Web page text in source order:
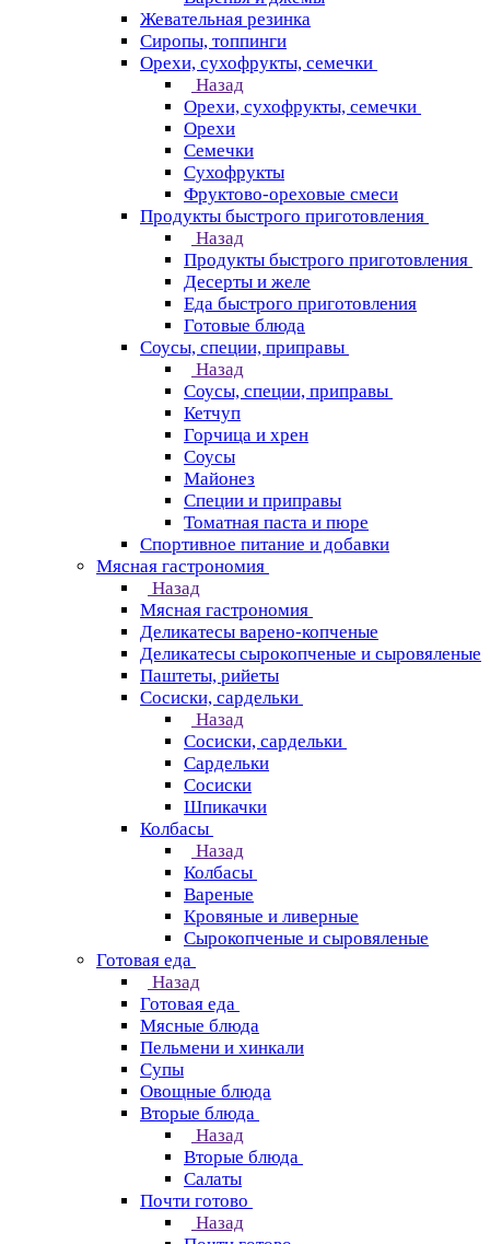
Жевательная резинка
Сиропы, топпинги
Орехи, сухофрукты, семечки
Назад
Орехи, сухофрукты, семечки
Орехи
Семечки
Сухофрукты
Фруктово-ореховые смеси
Продукты быстрого приготовления
Назад
Продукты быстрого приготовления
Десерты и желе
Еда быстрого приготовления
Готовые блюда
Соусы, специи, приправы
Назад
Соусы, специи, приправы
Кетчуп
Горчица и хрен
Соусы
Майонез
Специи и приправы
Томатная паста и пюре
Спортивное питание и добавки
Мясная гастрономия
Назад
Мясная гастрономия
Деликатесы варено-копченые
Деликатесы сырокопченые и сыровяленые
Паштеты, рийеты
Сосиски, сардельки
Назад
Сосиски, сардельки
Сардельки
Сосиски
Шпикачки
Колбасы
Назад
Колбасы
Вареные
Кровяные и ливерные
Сырокопченые и сыровяленые
Готовая еда
Назад
Готовая еда
Мясные блюда
Пельмени и хинкали
Супы
Овощные блюда
Вторые блюда
Назад
Вторые блюда
Салаты
Почти готово
Назад